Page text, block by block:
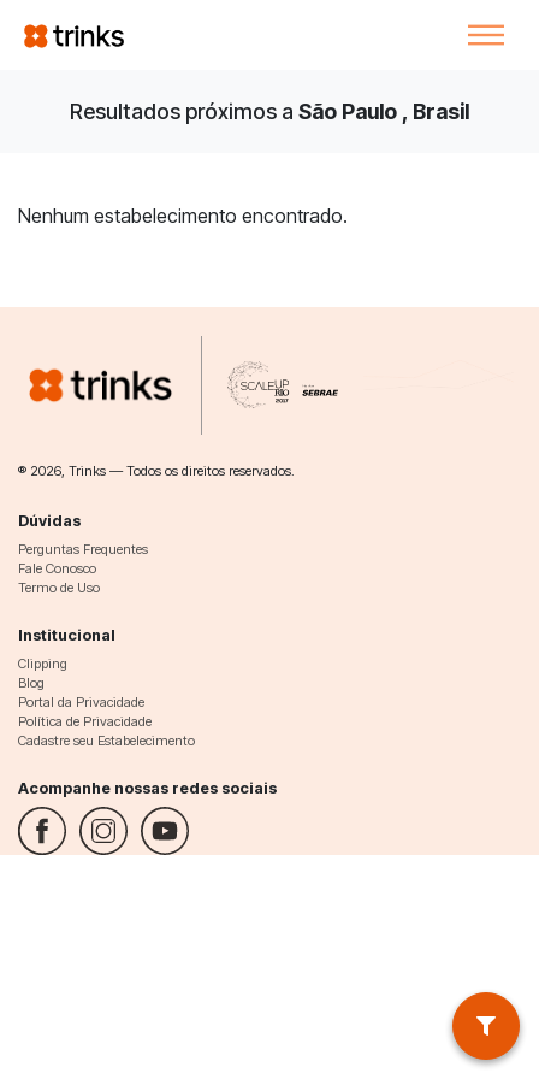
Resultados próximos a São Paulo , Brasil
Nenhum estabelecimento encontrado.
® 2026, Trinks — Todos os direitos reservados.
Dúvidas
Perguntas Frequentes
Fale Conosco
Termo de Uso
Institucional
Clipping
Blog
Portal da Privacidade
Política de Privacidade
Cadastre seu Estabelecimento
Acompanhe nossas redes sociais